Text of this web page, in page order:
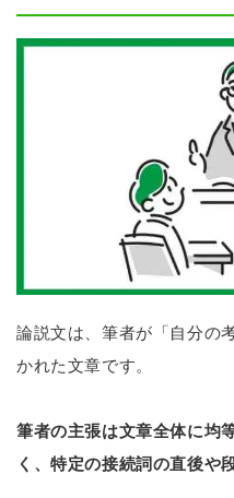
論説文は、筆者が「自分の
かれた文章です。
筆者の主張は文章全体に均
く、特定の接続詞の直後や